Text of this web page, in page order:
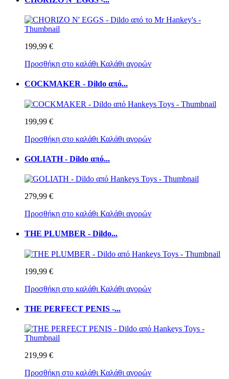
199,99 €
Προσθήκη στο καλάθι Καλάθι αγορών
COCKMAKER - Dildo από...
199,99 €
Προσθήκη στο καλάθι Καλάθι αγορών
GOLIATH - Dildo από...
279,99 €
Προσθήκη στο καλάθι Καλάθι αγορών
THE PLUMBER - Dildo...
199,99 €
Προσθήκη στο καλάθι Καλάθι αγορών
THE PERFECT PENIS -...
219,99 €
Προσθήκη στο καλάθι Καλάθι αγορών